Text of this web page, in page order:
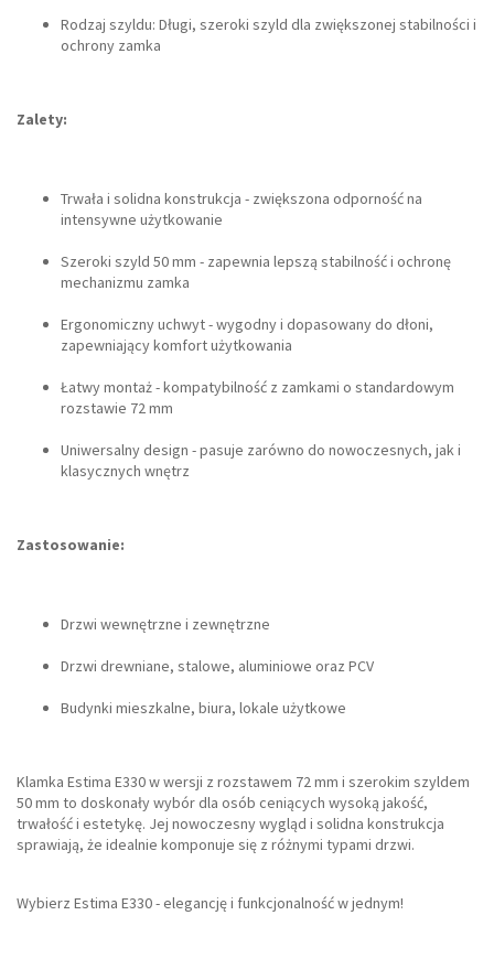
Rodzaj szyldu: Długi, szeroki szyld dla zwiększonej stabilności i
ochrony zamka
Zalety:
Trwała i solidna konstrukcja - zwiększona odporność na
intensywne użytkowanie
Szeroki szyld 50 mm - zapewnia lepszą stabilność i ochronę
mechanizmu zamka
Ergonomiczny uchwyt - wygodny i dopasowany do dłoni,
zapewniający komfort użytkowania
Łatwy montaż - kompatybilność z zamkami o standardowym
rozstawie 72 mm
Uniwersalny design - pasuje zarówno do nowoczesnych, jak i
klasycznych wnętrz
Zastosowanie:
Drzwi wewnętrzne i zewnętrzne
Drzwi drewniane, stalowe, aluminiowe oraz PCV
Budynki mieszkalne, biura, lokale użytkowe
Klamka Estima E330 w wersji z rozstawem 72 mm i szerokim szyldem
50 mm to doskonały wybór dla osób ceniących wysoką jakość,
trwałość i estetykę. Jej nowoczesny wygląd i solidna konstrukcja
sprawiają, że idealnie komponuje się z różnymi typami drzwi.
Wybierz Estima E330 - elegancję i funkcjonalność w jednym!